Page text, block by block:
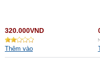
320.000VND
Thêm vào